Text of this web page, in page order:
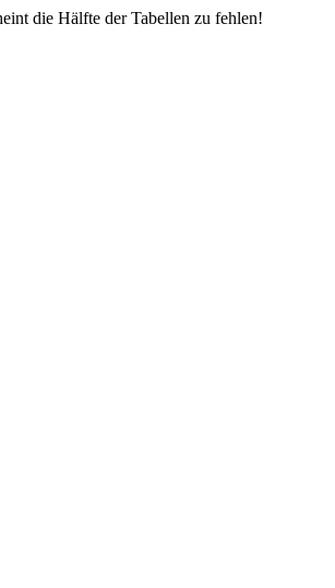
die Hälfte der Tabellen zu fehlen!